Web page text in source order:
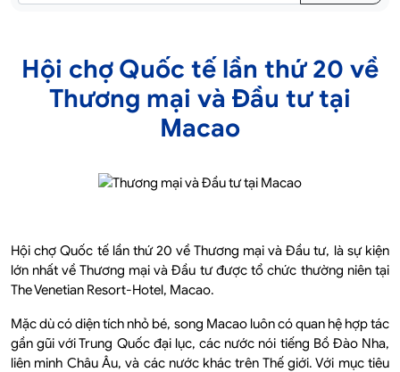
Hội chợ Quốc tế lần thứ 20 về
Thương mại và Đầu tư tại
Macao
Hội chợ Quốc tế lần thứ 20 về Thương mại và Đầu tư, là sự kiện
lớn nhất về Thương mại và Đầu tư được tổ chức thường niên tại
The Venetian Resort-Hotel, Macao.
Mặc dù có diện tích nhỏ bé, song Macao luôn có quan hệ hợp tác
gần gũi với Trung Quốc đại lục, các nước nói tiếng Bồ Đào Nha,
liên minh Châu Âu, và các nước khác trên Thế giới. Với mục tiêu